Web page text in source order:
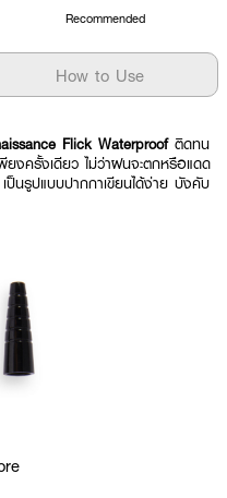
Recommended
How to Use
Flick Waterproof ติดทน
ยงครั้งเดียว ไม่ว่าฝนจะตกหรือแดด
นรูปแบบปากกาเขียนได้ง่าย บังคับ